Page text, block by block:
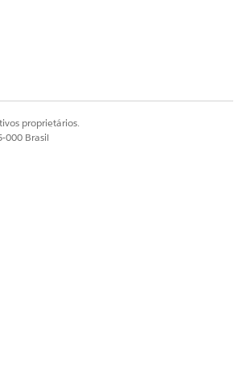
proprietários.
000 Brasil